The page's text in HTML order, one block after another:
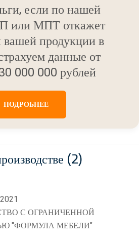
если по нашей
или МПТ откажет
вашей продукции в
данные от
000 000 рублей
ПОДРОБНЕЕ
(2)
С ОГРАНИЧЕННОЙ
"ФОРМУЛА МЕБЕЛИ"